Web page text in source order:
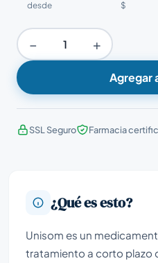
desde
$
− +
Agregar
SSL Seguro Farmacia
¿Qué es esto?
Unisom es un
tratamiento a corto plazo